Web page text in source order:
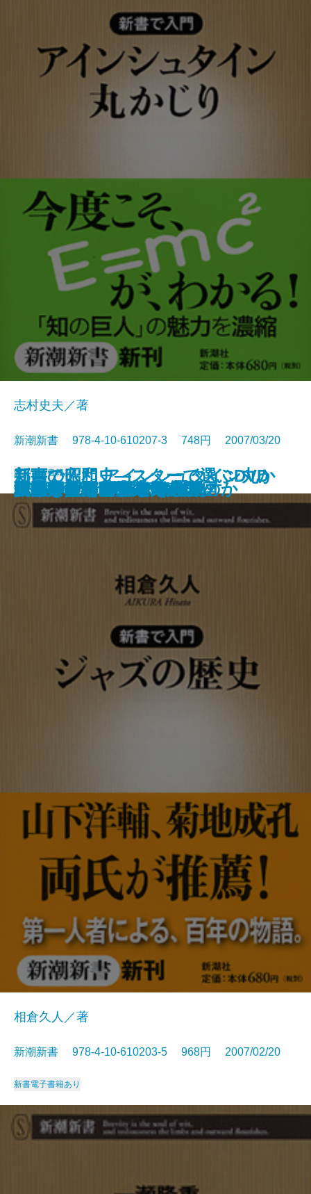
向田邦子と昭和の東京
新書で入門 西鶴という鬼才
温泉文学論
新書で入門 新しい太陽系
草野球をとことん楽しむ
ニッポン最古巡礼
ロック・フェスティバル
邦画の昭和史―スターで選ぶDVD
100本―
日本人の足を速くする
新書で入門 アインシュタイン丸か
じり
志村史夫／著
新潮新書 978-4-10-610207-3 748円 2007/03/20
新書電子書籍あり
新書で入門 ジャズの歴史
相倉久人／著
新潮新書 978-4-10-610203-5 968円 2007/02/20
新書電子書籍あり
ハリウッドで勝て！
江戸っ子と助六
新書で入門 漱石と鴎外
父親が教えるツルカメ算
SF魂
男はなぜネクタイを結ぶのか
数学を愛した作家たち
ラジオ記者、走る
大阪弁「ほんまもん」講座